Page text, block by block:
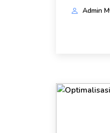
Admin